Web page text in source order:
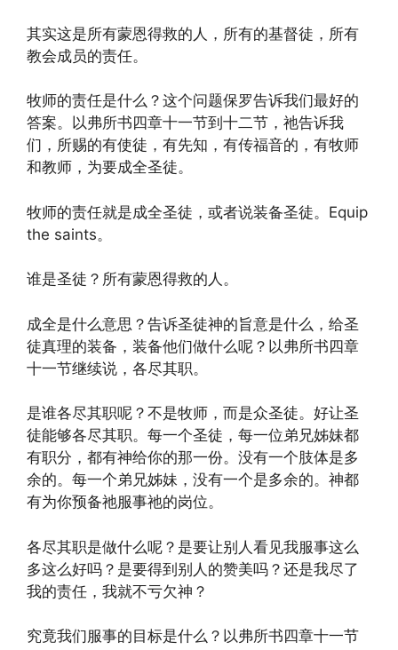
其实这是所有蒙恩得救的人，所有的基督徒，所有
教会成员的责任。
牧师的责任是什么？这个问题保罗告诉我们最好的
答案。以弗所书四章十一节到十二节，祂告诉我
们，所赐的有使徒，有先知，有传福音的，有牧师
和教师，为要成全圣徒。
牧师的责任就是成全圣徒，或者说装备圣徒。Equip
the saints。
谁是圣徒？所有蒙恩得救的人。
成全是什么意思？告诉圣徒神的旨意是什么，给圣
徒真理的装备，装备他们做什么呢？以弗所书四章
十一节继续说，各尽其职。
是谁各尽其职呢？不是牧师，而是众圣徒。好让圣
徒能够各尽其职。每一个圣徒，每一位弟兄姊妹都
有职分，都有神给你的那一份。没有一个肢体是多
余的。每一个弟兄姊妹，没有一个是多余的。神都
有为你预备祂服事祂的岗位。
各尽其职是做什么呢？是要让别人看见我服事这么
多这么好吗？是要得到别人的赞美吗？还是我尽了
我的责任，我就不亏欠神？
究竟我们服事的目标是什么？以弗所书四章十一节